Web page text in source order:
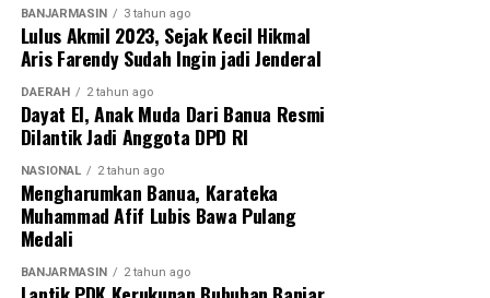
BANJARMASIN 3 tahun ago
Lulus Akmil 2023, Sejak Kecil Hikmal
Aris Farendy Sudah Ingin jadi Jenderal
DAERAH 2 tahun ago
Dayat El, Anak Muda Dari Banua Resmi
Dilantik Jadi Anggota DPD RI
NASIONAL 2 tahun ago
Mengharumkan Banua, Karateka
Muhammad Afif Lubis Bawa Pulang
Medali
BANJARMASIN 2 tahun ago